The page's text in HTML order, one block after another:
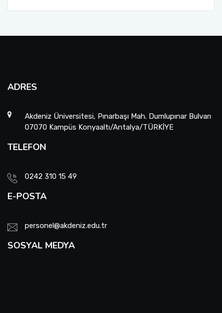
ADRES
Akdeniz Üniversitesi, Pınarbaşı Mah. Dumlupınar Bulvarı
07070 Kampüs Konyaaltı/Antalya/TÜRKİYE
TELEFON
0242 310 15 49
E-POSTA
personel@akdeniz.edu.tr
SOSYAL MEDYA